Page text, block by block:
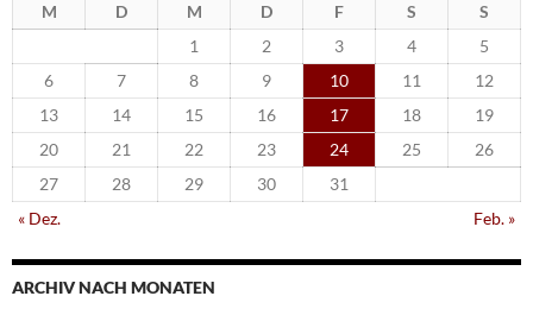
M D M D F S
S
1
2 3 4
5
6
7 8 9 10 11
12
13
14 15 16 17 18
19
20
21 22 23 24 25
26
27
28 29 30
31
« Dez.
Feb. »
ARCHIV NACH MONATEN